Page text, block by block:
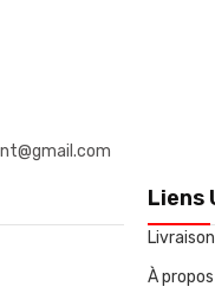
Liens
Livraison
À propos